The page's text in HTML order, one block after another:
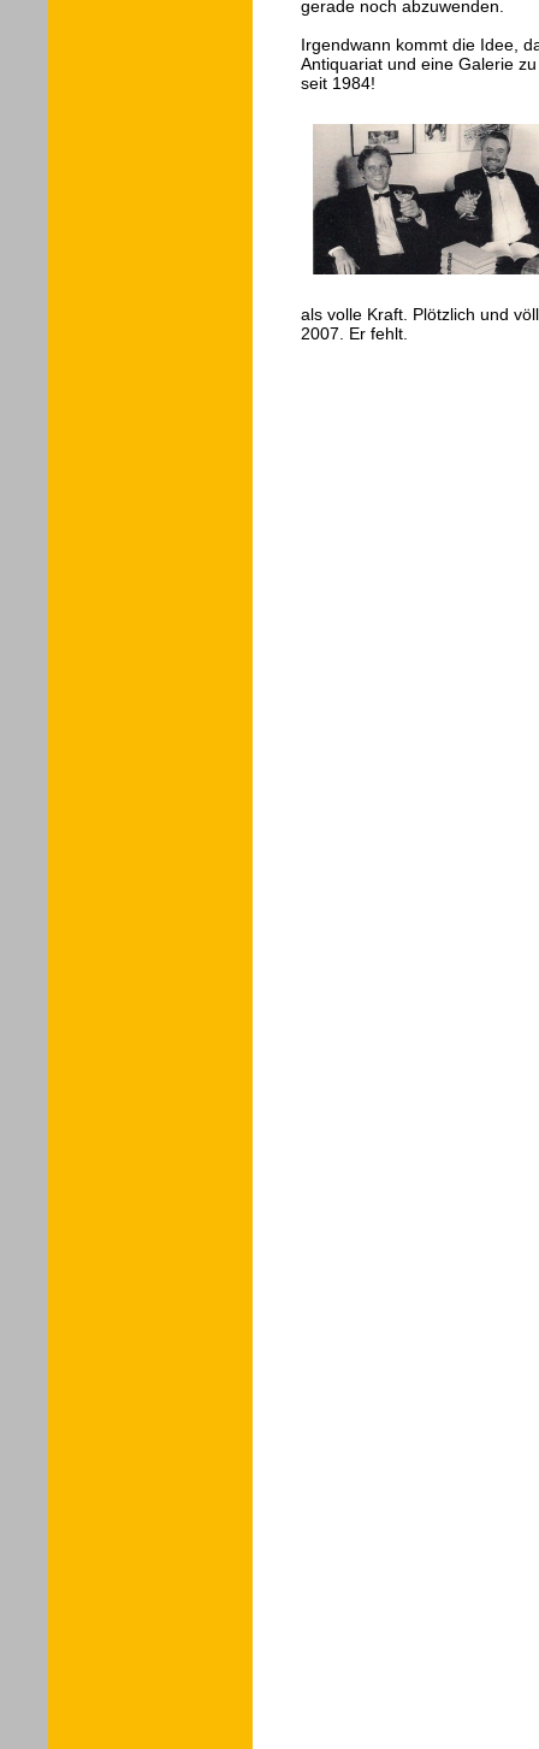
gerade noch abzuwenden.
Irgendwann kommt die Idee,
Antiquariat und eine Galerie
seit 1984!
als volle Kraft. Plötzlich und
2007. Er fehlt.